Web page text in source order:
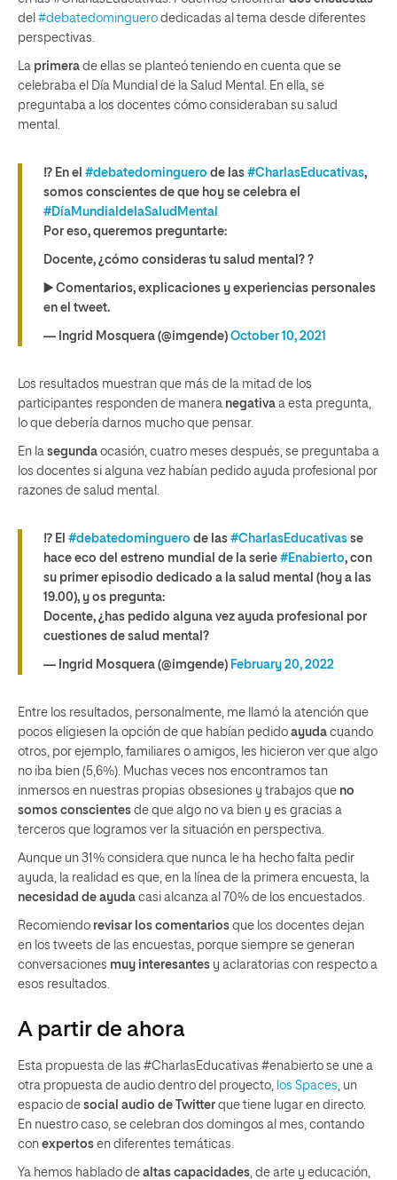
del #debatedominguero dedicadas al tema desde diferentes
perspectivas.
La primera de ellas se planteó teniendo en cuenta que se
celebraba el Día Mundial de la Salud Mental. En ella, se
preguntaba a los docentes cómo consideraban su salud
mental.
⁉️ En el #debatedominguero de las #CharlasEducativas,
somos conscientes de que hoy se celebra el
#DíaMundialdelaSaludMental
Por eso, queremos preguntarte:
Docente, ¿cómo consideras tu salud mental? ?
▶️ Comentarios, explicaciones y experiencias personales
en el tweet.
— Ingrid Mosquera (@imgende) October 10, 2021
Los resultados muestran que más de la mitad de los
participantes responden de manera negativa a esta pregunta,
lo que debería darnos mucho que pensar.
En la segunda ocasión, cuatro meses después, se preguntaba a
los docentes si alguna vez habían pedido ayuda profesional por
razones de salud mental.
⁉️ El #debatedominguero de las #CharlasEducativas se
hace eco del estreno mundial de la serie #Enabierto, con
su primer episodio dedicado a la salud mental (hoy a las
19.00), y os pregunta:
Docente, ¿has pedido alguna vez ayuda profesional por
cuestiones de salud mental?
— Ingrid Mosquera (@imgende) February 20, 2022
Entre los resultados, personalmente, me llamó la atención que
pocos eligiesen la opción de que habían pedido ayuda cuando
otros, por ejemplo, familiares o amigos, les hicieron ver que algo
no iba bien (5,6%). Muchas veces nos encontramos tan
inmersos en nuestras propias obsesiones y trabajos que no
somos conscientes de que algo no va bien y es gracias a
terceros que logramos ver la situación en perspectiva.
Aunque un 31% considera que nunca le ha hecho falta pedir
ayuda, la realidad es que, en la línea de la primera encuesta, la
necesidad de ayuda casi alcanza al 70% de los encuestados.
Recomiendo revisar los comentarios que los docentes dejan
en los tweets de las encuestas, porque siempre se generan
conversaciones muy interesantes y aclaratorias con respecto a
esos resultados.
A partir de ahora
Esta propuesta de las #CharlasEducativas #enabierto se une a
otra propuesta de audio dentro del proyecto,
los Spaces , un
espacio de social audio de Twitter que tiene lugar en directo.
En nuestro caso, se celebran dos domingos al mes, contando
con expertos en diferentes temáticas.
Ya hemos hablado de altas capacidades , de arte y educación,